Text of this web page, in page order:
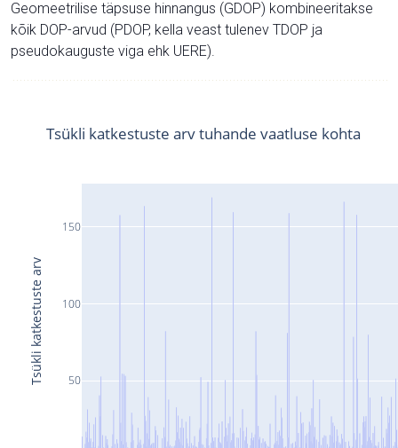
Geomeetrilise täpsuse hinnangus (GDOP) kombineeritakse
kõik DOP-arvud (PDOP, kella veast tulenev TDOP ja
pseudokauguste viga ehk UERE).
50
100
150
Tsükli katkestuste arv tuhande vaatluse kohta
Tsükli katkestuste arv